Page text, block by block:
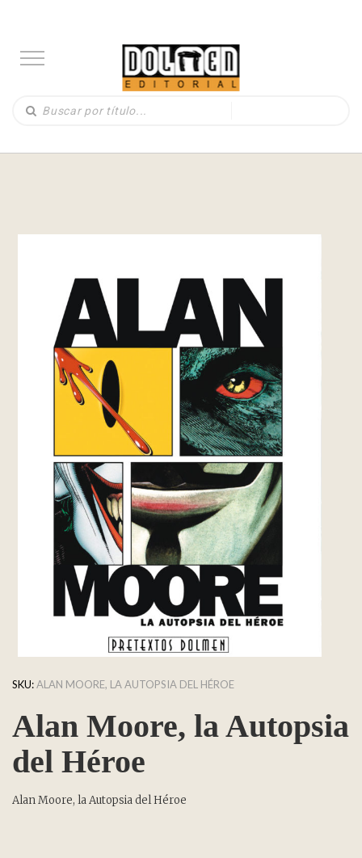
SKU:ALAN MOORE, LA AUTOPSIA DEL HÉROE
Alan Moore, la Autopsia
del Héroe
Alan Moore, la Autopsia del Héroe